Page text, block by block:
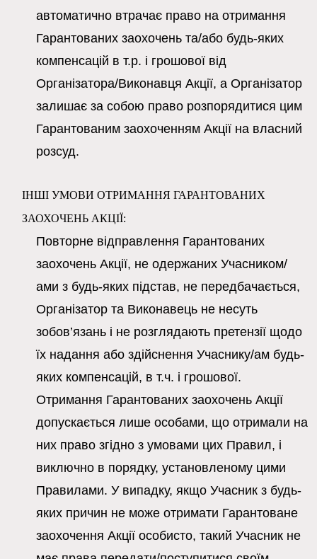
автоматично втрачає право на отримання
Гарантованих заохочень та/або будь-яких
компенсацій в т.р. і грошової від
Організатора/Виконавця Акції, а Організатор
залишає за собою право розпорядитися цим
Гарантованим заохоченням Акції на власний
розсуд.
ІНШІ УМОВИ ОТРИМАННЯ ГАРАНТОВАНИХ
ЗАОХОЧЕНЬ АКЦІЇ:
Повторне відправлення Гарантованих
заохочень Акції, не одержаних Учасником/
ами з будь-яких підстав, не передбачається,
Організатор та Виконавець не несуть
зобов’язань і не розглядають претензії щодо
їх надання або здійснення Учаснику/ам будь-
яких компенсацій, в т.ч. і грошової.
Отримання Гарантованих заохочень Акції
допускається лише особами, що отримали на
них право згідно з умовами цих Правил, і
виключно в порядку, установленому цими
Правилами. У випадку, якщо Учасник з будь-
яких причин не може отримати Гарантоване
заохочення Акції особисто, такий Учасник не